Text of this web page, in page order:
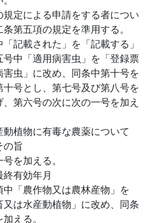
規定による申請をする者につい
第五項の規定を準用する。
記載された」を「記載する」
中「適用病害虫」を「登録票
虫」に改め、同条中第十号を
号とし、第七号及び第八号を
第六号の次に次の一号を加え
動植物に有毒な農薬について
の旨
を加える。
終有効年月
「農作物又は農林産物」を
又は水産動植物」に改め、同条
える。